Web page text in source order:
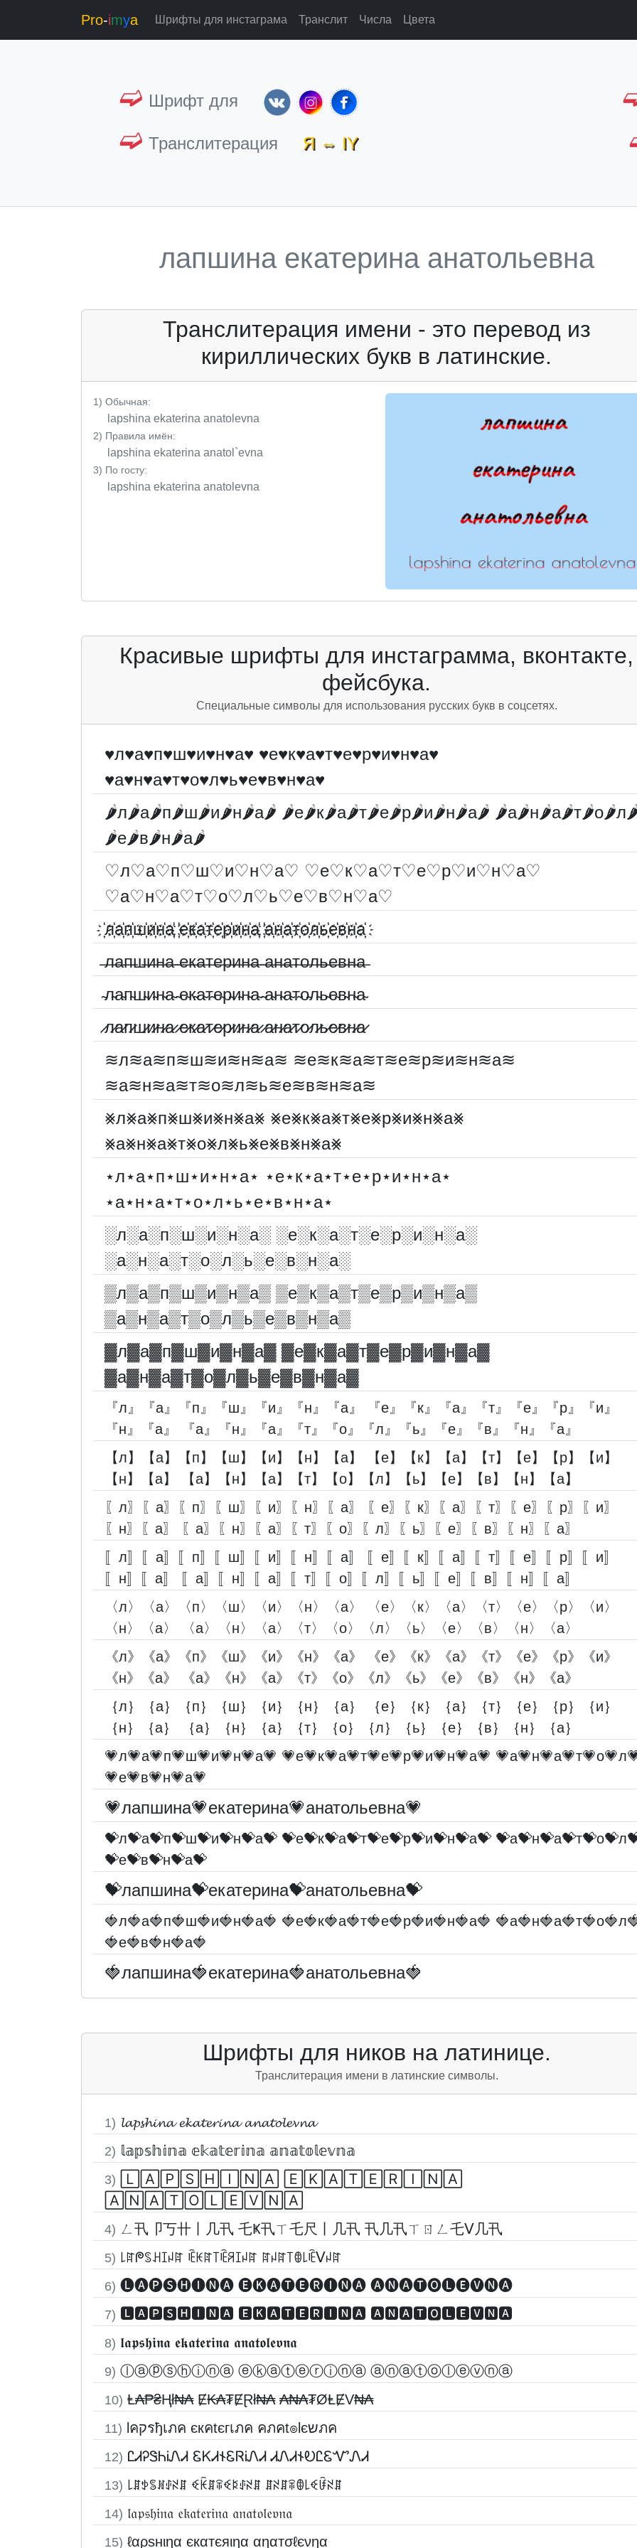
Pro-imya Шрифты для инстаграма Транслит Числа Цвета
➫ Шрифт для
➫ Транслитерация Я ⇔ IY
лапшина екатерина анатольевна
Транслитерация имени - это перевод из
кириллических букв в латинские.
1) Обычная:
lapshina ekaterina anatolevna
2) Правила имён:
lapshina ekaterina anatol`evna
3) По госту:
lapshina ekaterina anatolevna
Красивые шрифты для инстаграмма, вконтакте,
фейсбука.
Специальные символы для использования русских букв в соцсетях.
♥л♥а♥п♥ш♥и♥н♥а♥ ♥е♥к♥а♥т♥е♥р♥и♥н♥а♥
♥а♥н♥а♥т♥о♥л♥ь♥е♥в♥н♥а♥
🌶л🌶а🌶п🌶ш🌶и🌶н🌶а🌶 🌶е🌶к🌶а🌶т🌶е🌶р🌶и🌶н🌶а🌶
🌶е🌶в🌶н🌶а🌶
♡л♡а♡п♡ш♡и♡н♡а♡ ♡е♡к♡а♡т♡е♡р♡и♡н♡а♡
♡а♡н♡а♡т♡о♡л♡ь♡е♡в♡н♡а♡
҉л҉а҉п҉ш҉и҉н҉а҉ ҉е҉к҉а҉т҉е҉р҉и҉н҉а҉ ҉а҉н҉а҉т҉о҉л҉ь҉е҉в҉н҉а҉
̶л̶а̶п̶ш̶и̶н̶а̶ ̶е̶к̶а̶т̶е̶р̶и̶н̶а̶ ̶а̶н̶а̶т̶о̶л̶ь̶е̶в̶н̶а̶
̴л̴а̴п̴ш̴и̴н̴а̴ ̴е̴к̴а̴т̴е̴р̴и̴н̴а̴ ̴а̴н̴а̴т̴о̴л̴ь̴е̴в̴н̴а̴
̷л̷а̷п̷ш̷и̷н̷а̷ ̷е̷к̷а̷т̷е̷р̷и̷н̷а̷ ̷а̷н̷а̷т̷о̷л̷ь̷е̷в̷н̷а̷
≋л≋а≋п≋ш≋и≋н≋а≋ ≋е≋к≋а≋т≋е≋р≋и≋н≋а≋
≋а≋н≋а≋т≋о≋л≋ь≋е≋в≋н≋а≋
⨳л⨳а⨳п⨳ш⨳и⨳н⨳а⨳ ⨳е⨳к⨳а⨳т⨳е⨳р⨳и⨳н⨳а⨳
⨳а⨳н⨳а⨳т⨳о⨳л⨳ь⨳е⨳в⨳н⨳а⨳
⋆л⋆а⋆п⋆ш⋆и⋆н⋆а⋆ ⋆е⋆к⋆а⋆т⋆е⋆р⋆и⋆н⋆а⋆
⋆а⋆н⋆а⋆т⋆о⋆л⋆ь⋆е⋆в⋆н⋆а⋆
░︎л░︎а░︎п░︎ш░︎и░︎н░︎а░︎ ░︎е░︎к░︎а░︎т░︎е░︎р░︎и░︎н░︎а░︎
░︎а░︎н░︎а░︎т░︎о░︎л░︎ь░︎е░︎в░︎н░︎а░︎
▒л▒а▒п▒ш▒и▒н▒а▒ ▒е▒к▒а▒т▒е▒р▒и▒н▒а▒
▒а▒н▒а▒т▒о▒л▒ь▒е▒в▒н▒а▒
▓︎л▓︎а▓︎п▓︎ш▓︎и▓︎н▓︎а▓︎ ▓︎е▓︎к▓︎а▓︎т▓︎е▓︎р▓︎и▓︎н▓︎а▓︎
▓︎а▓︎н▓︎а▓︎т▓︎о▓︎л▓︎ь▓︎е▓︎в▓︎н▓︎а▓︎
『л』『а』『п』『ш』『и』『н』『а』 『е』『к』『а』『т』『е』『р』『и』
『н』『а』 『а』『н』『а』『т』『о』『л』『ь』『е』『в』『н』『а』
【л】【а】【п】【ш】【и】【н】【а】 【е】【к】【а】【т】【е】【р】【и】
【н】【а】 【а】【н】【а】【т】【о】【л】【ь】【е】【в】【н】【а】
〖л〗〖а〗〖п〗〖ш〗〖и〗〖н〗〖а〗 〖е〗〖к〗〖а〗〖т〗〖е〗〖р〗〖и〗
〖н〗〖а〗 〖а〗〖н〗〖а〗〖т〗〖о〗〖л〗〖ь〗〖е〗〖в〗〖н〗〖а〗
〚л〛〚а〛〚п〛〚ш〛〚и〛〚н〛〚а〛 〚е〛〚к〛〚а〛〚т〛〚е〛〚р〛〚и〛
〚н〛〚а〛 〚а〛〚н〛〚а〛〚т〛〚о〛〚л〛〚ь〛〚е〛〚в〛〚н〛〚а〛
〈л〉〈а〉〈п〉〈ш〉〈и〉〈н〉〈а〉 〈е〉〈к〉〈а〉〈т〉〈е〉〈р〉〈и〉
〈н〉〈а〉 〈а〉〈н〉〈а〉〈т〉〈о〉〈л〉〈ь〉〈е〉〈в〉〈н〉〈а〉
《л》《а》《п》《ш》《и》《н》《а》 《е》《к》《а》《т》《е》《р》《и》
《н》《а》 《а》《н》《а》《т》《о》《л》《ь》《е》《в》《н》《а》
｛л｝｛а｝｛п｝｛ш｝｛и｝｛н｝｛а｝ ｛е｝｛к｝｛а｝｛т｝｛е｝｛р｝｛и｝
｛н｝｛а｝ ｛а｝｛н｝｛а｝｛т｝｛о｝｛л｝｛ь｝｛е｝｛в｝｛н｝｛а｝
💗л💗а💗п💗ш💗и💗н💗а💗 💗е💗к💗а💗т💗е💗р💗и💗н💗а💗
💗е💗в💗н💗а💗
💗лапшина💗екатерина💗анатольевна💗
💝л💝а💝п💝ш💝и💝н💝а💝 💝е💝к💝а💝т💝е💝р💝и💝н💝а💝
💝е💝в💝н💝а💝
💝лапшина💝екатерина💝анатольевна💝
🍓л🍓а🍓п🍓ш🍓и🍓н🍓а🍓 🍓е🍓к🍓а🍓т🍓е🍓р🍓и🍓н🍓а🍓
🍓е🍓в🍓н🍓а🍓
🍓лапшина🍓екатерина🍓анатольевна🍓
Шрифты для ников на латинице.
Транслитерация имени в латинские символы.
1) 𝓵𝓪𝓹𝓼𝓱𝓲𝓷𝓪 𝓮𝓴𝓪𝓽𝓮𝓻𝓲𝓷𝓪 𝓪𝓷𝓪𝓽𝓸𝓵𝓮𝓿𝓷𝓪
2) 𝕝𝕒𝕡𝕤𝕙𝕚𝕟𝕒 𝕖𝕜𝕒𝕥𝕖𝕣𝕚𝕟𝕒 𝕒𝕟𝕒𝕥𝕠𝕝𝕖𝕧𝕟𝕒
3) 🄻🄰🄿🅂🄷🄸🄽🄰 🄴🄺🄰🅃🄴🅁🄸🄽🄰
🄰🄽🄰🅃🄾🄻🄴🅅🄽🄰
4) ㄥ卂卩丂卄丨几卂 乇Ҝ卂ㄒ乇尺丨几卂 卂几卂ㄒㄖㄥ乇ᐯ几卂
5) ꒒ꍏᖘꌗꃅꀤꈤꍏ ꍟꀘꍏ꓄ꍟꋪꀤꈤꍏ ꍏꈤꍏ꓄ꂦ꒒ꍟᐯꈤꍏ
6) 🅛🅐🅟🅢🅗🅘🅝🅐 🅔🅚🅐🅣🅔🅡🅘🅝🅐 🅐🅝🅐🅣🅞🅛🅔🅥🅝🅐
7) 🅻🅰🅿🆂🅷🅸🅽🅰 🅴🅺🅰🆃🅴🆁🅸🅽🅰 🅰🅽🅰🆃🅾🅻🅴🆅🅽🅰
8) 𝖑𝖆𝖕𝖘𝖍𝖎𝖓𝖆 𝖊𝖐𝖆𝖙𝖊𝖗𝖎𝖓𝖆 𝖆𝖓𝖆𝖙𝖔𝖑𝖊𝖛𝖓𝖆
9) ⓛⓐⓟⓢⓗⓘⓝⓐ ⓔⓚⓐⓣⓔⓡⓘⓝⓐ ⓐⓝⓐⓣⓞⓛⓔⓥⓝⓐ
10) Ⱡ₳₱₴Ⱨł₦₳ Ɇ₭₳₮ɆⱤł₦₳ ₳₦₳₮ØⱠɆV₦₳
11) lคקรђเภค єкคtєгเภค คภคt๏lєשภค
12) ᏝᏗᎮᏕᏂᎥᏁᏗ ᏋᏦᏗ𐐆ᏋᏒᎥᏁᏗ ᏗᏁᏗ𐐆ᎧᏝᏋᏉᏁᏗ
13) ꒒ꁲꉣꌚꍩꂑꋊꁲ ꈼꀗꁲꋖꈼꌅꂑꋊꁲ ꁲꋊꁲꋖꂦ꒒ꈼꀰꋊꁲ
14) 𝔩𝔞𝔭𝔰𝔥𝔦𝔫𝔞 𝔢𝔨𝔞𝔱𝔢𝔯𝔦𝔫𝔞 𝔞𝔫𝔞𝔱𝔬𝔩𝔢𝔳𝔫𝔞
15) ℓαρѕнιηα єкαтєяιηα αηαтσℓєνηα